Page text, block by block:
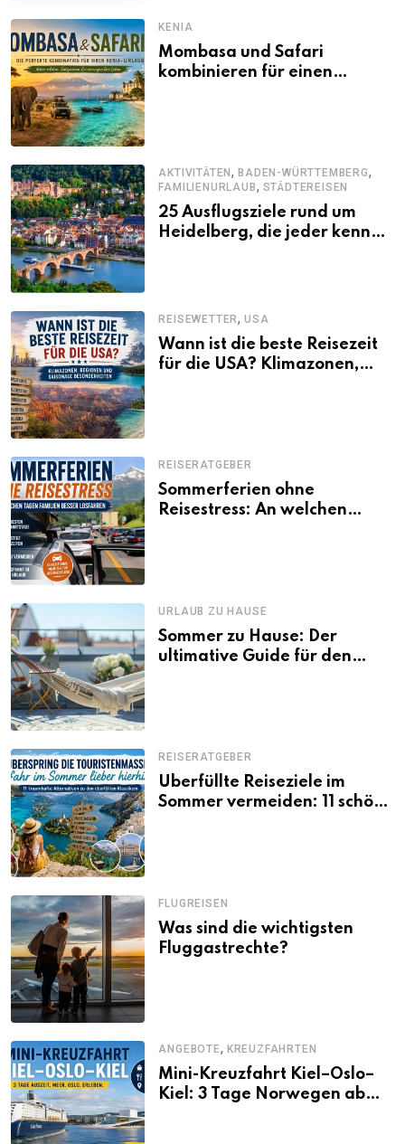
KENIA
Mombasa und Safari
kombinieren für einen
AKTIVITÄTEN,BADEN-WÜRTTEMBERG,
FAMILIENURLAUB, STÄDTEREISEN
25 Ausflugsziele rund um
Heidelberg, die jeder kennen
REISEWETTER,USA
Wann ist die beste Reisezeit
für die USA? Klimazonen,
REISERATGEBER
Sommerferien ohne
Reisestress: An welchen
URLAUB ZU HAUSE
Sommer zu Hause: Der
ultimative Guide für den
REISERATGEBER
Überfüllte Reiseziele im
Sommer vermeiden: 11 schöne
FLUGREISEN
Was sind die wichtigsten
Fluggastrechte?
ANGEBOTE, KREUZFAHRTEN
Mini-Kreuzfahrt Kiel–Oslo–
Kiel: 3 Tage Norwegen ab